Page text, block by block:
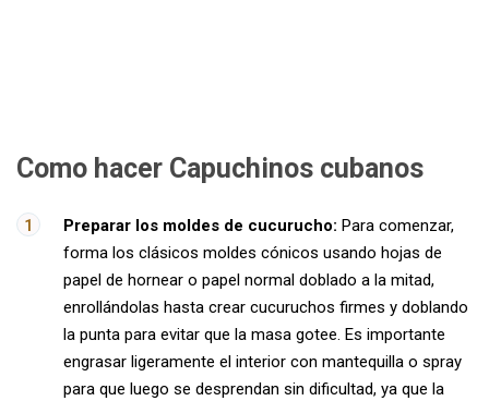
Como hacer Capuchinos cubanos
Preparar los moldes de cucurucho: Para comenzar,
forma los clásicos moldes cónicos usando hojas de
papel de hornear o papel normal doblado a la mitad,
enrollándolas hasta crear cucuruchos firmes y doblando
la punta para evitar que la masa gotee. Es importante
engrasar ligeramente el interior con mantequilla o spray
para que luego se desprendan sin dificultad, ya que la